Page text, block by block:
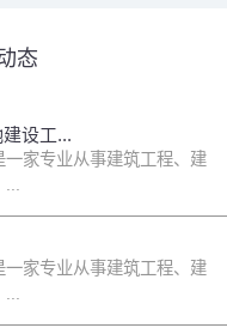
态
设工...
家专业从事建筑工程、建
家专业从事建筑工程、建